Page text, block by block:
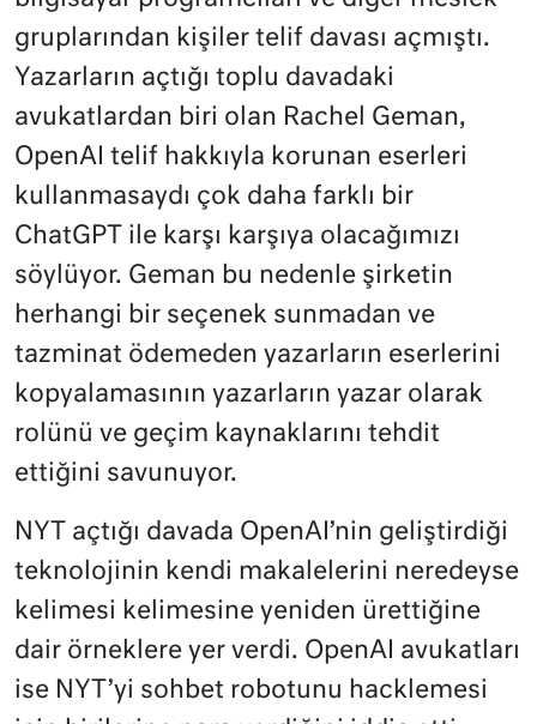
gruplarından kişiler telif davası açmıştı.
Yazarların açtığı toplu davadaki
avukatlardan biri olan Rachel Geman,
OpenAI telif hakkıyla korunan eserleri
kullanmasaydı çok daha farklı bir
ChatGPT ile karşı karşıya olacağımızı
söylüyor. Geman bu nedenle şirketin
herhangi bir seçenek sunmadan ve
tazminat ödemeden yazarların eserlerini
kopyalamasının yazarların yazar olarak
rolünü ve geçim kaynaklarını tehdit
ettiğini savunuyor.
NYT açtığı davada OpenAI’nin geliştirdiği
teknolojinin kendi makalelerini neredeyse
kelimesi kelimesine yeniden ürettiğine
dair örneklere yer verdi. OpenAI avukatları
ise NYT’yi sohbet robotunu hacklemesi